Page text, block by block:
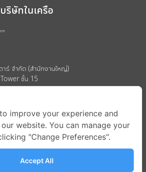
ริษัทในเครือ
าร์ จำกัด (สำนักงานใหญ่)
ชั้น 15
ใหม่ เขตปทุมวัน กรุงเทพมหานคร 10330
improve your experience and
website. You can manage your
"Change Preferences".
Accept All